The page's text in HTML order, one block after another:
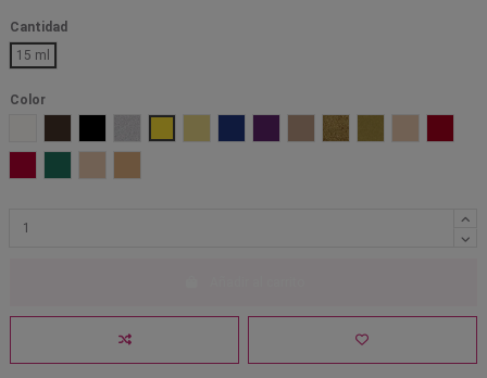
Cantidad
15 ml
Color
Marrón OAOro 705